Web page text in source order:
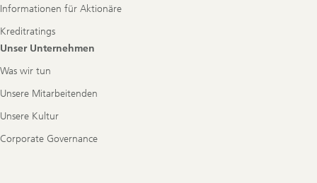
Informationen für Aktionäre
Kreditratings
Unser Unternehmen
Was wir tun
Unsere Mitarbeitenden
Unsere Kultur
Corporate Governance